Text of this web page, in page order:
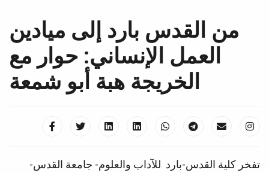
من القدس بارد إلى ميادين
العمل الإنساني: حوار مع
الخريجة هبة أبو شمعة
تفخر كلية القدس-بارد للآداب والعلوم- جامعة القدس-